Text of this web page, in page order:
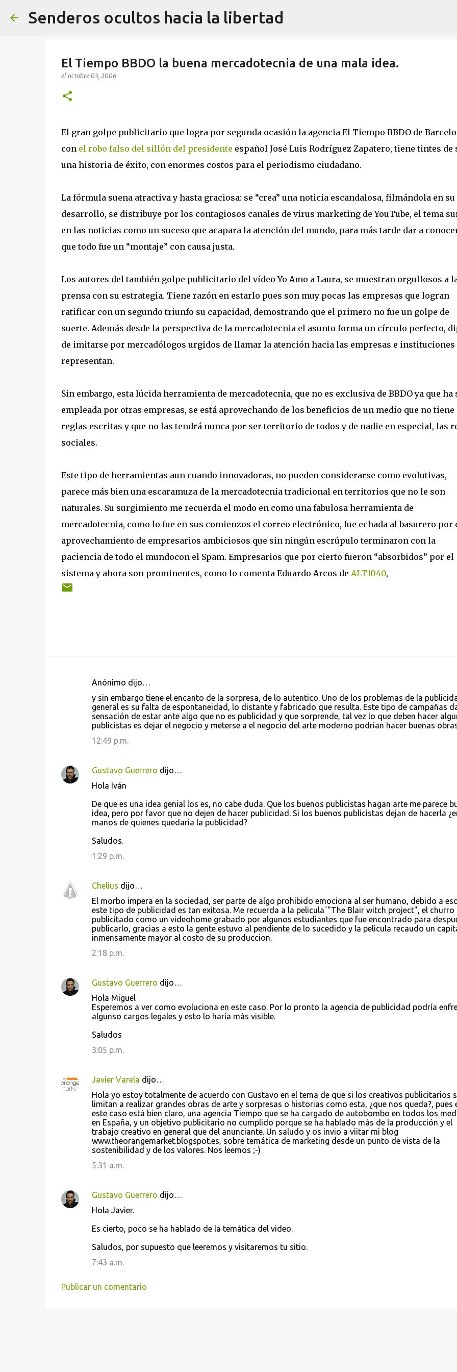
Senderos ocultos hacia la libertad
El Tiempo BBDO la buena mercadotecnia de una mala idea.
el octubre 03, 2006
El gran golpe publicitario que logra por segunda ocasión la agencia El Tiempo BBDO de
con el robo falso del sillón del presidente español José Luis Rodríguez Zapatero, tiene tintes de
una historia de éxito, con enormes costos para el periodismo ciudadano.
La fórmula suena atractiva y hasta graciosa: se “crea” una noticia escandalosa, filmándola en su
desarrollo, se distribuye por los contagiosos canales de virus marketing de YouTube, el tema
en las noticias como un suceso que acapara la atención del mundo, para más tarde dar a
que todo fue un “montaje” con causa justa.
Los autores del también golpe publicitario del vídeo Yo Amo a Laura, se muestran orgullosos a
prensa con su estrategia. Tiene razón en estarlo pues son muy pocas las empresas que logran
ratificar con un segundo triunfo su capacidad, demostrando que el primero no fue un golpe de
suerte. Además desde la perspectiva de la mercadotecnia el asunto forma un círculo perfecto,
de imitarse por mercadólogos urgidos de llamar la atención hacia las empresas e instituciones
representan.
Sin embargo, esta lúcida herramienta de mercadotecnia, que no es exclusiva de BBDO ya que ha
empleada por otras empresas, se está aprovechando de los beneficios de un medio que no tiene
reglas escritas y que no las tendrá nunca por ser territorio de todos y de nadie en especial, las
sociales.
Este tipo de herramientas aun cuando innovadoras, no pueden considerarse como evolutivas,
parece más bien una escaramuza de la mercadotecnia tradicional en territorios que no le son
naturales. Su surgimiento me recuerda el modo en como una fabulosa herramienta de
mercadotecnia, como lo fue en sus comienzos el correo electrónico, fue echada al basurero por
aprovechamiento de empresarios ambiciosos que sin ningún escrúpulo terminaron con la
paciencia de todo el mundocon el Spam. Empresarios que por cierto fueron “absorbidos” por el
sistema y ahora son prominentes, como lo comenta Eduardo Arcos de ALT1040,
a
Anónimo dijo…
y sin embargo tiene el encanto de la sorpresa, de lo autentico. Uno de los problemas de la
general es su falta de espontaneidad, lo distante y fabricado que resulta. Este tipo de campañas
sensación de estar ante algo que no es publicidad y que sorprende, tal vez lo que deben hacer
publicistas es dejar el negocio y meterse a el negocio del arte moderno podrían hacer buenas
12:49 p.m.
Gustavo Guerrero dijo…
Hola Iván
De que es una idea genial los es, no cabe duda. Que los buenos publicistas hagan arte me parece
idea, pero por favor que no dejen de hacer publicidad. Si los buenos publicistas dejan de hacerla
manos de quienes quedaría la publicidad?
Saludos.
1:29 p.m.
Chelius dijo…
El morbo impera en la sociedad, ser parte de algo prohibido emociona al ser humano, debido a
este tipo de publicidad es tan exitosa. Me recuerda a la pelicula´"The Blair witch project", el churro
publicitado como un videohome grabado por algunos estudiantes que fue encontrado para
publicarlo, gracias a esto la gente estuvo al pendiente de lo sucedido y la pelicula recaudo un
inmensamente mayor al costo de su produccion.
2:18 p.m.
Gustavo Guerrero dijo…
Hola Miguel
Esperemos a ver como evoluciona en este caso. Por lo pronto la agencia de publicidad podría
algunso cargos legales y esto lo haría más visible.
Saludos
3:05 p.m.
Javier Varela dijo…
Hola yo estoy totalmente de acuerdo con Gustavo en el tema de que si los creativos publicitarios
limitan a realizar grandes obras de arte y sorpresas o historias como esta, ¿que nos queda?, pues
este caso está bien claro, una agencia Tiempo que se ha cargado de autobombo en todos los
en España, y un objetivo publicitario no cumplido porque se ha hablado más de la producción y el
trabajo creativo en general que del anunciante. Un saludo y os invio a viitar mi blog
www.theorangemarket.blogspot.es, sobre temática de marketing desde un punto de vista de la
sostenibilidad y de los valores. Nos leemos ;-)
5:31 a.m.
Gustavo Guerrero dijo…
Hola Javier.
Es cierto, poco se ha hablado de la temática del video.
Saludos, por supuesto que leeremos y visitaremos tu sitio.
7:43 a.m.
Publicar un comentario